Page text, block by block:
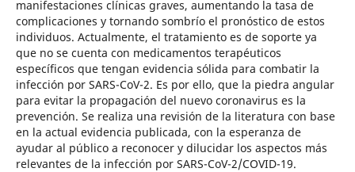
manifestaciones clínicas graves, aumentando la tasa de
complicaciones y tornando sombrío el pronóstico de estos
individuos. Actualmente, el tratamiento es de soporte ya
que no se cuenta con medicamentos terapéuticos
específicos que tengan evidencia sólida para combatir la
infección por SARS-CoV-2. Es por ello, que la piedra angular
para evitar la propagación del nuevo coronavirus es la
prevención. Se realiza una revisión de la literatura con base
en la actual evidencia publicada, con la esperanza de
ayudar al público a reconocer y dilucidar los aspectos más
relevantes de la infección por SARS-CoV-2/COVID-19.